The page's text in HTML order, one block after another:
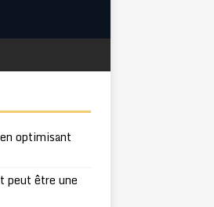
optimisant
peut être une